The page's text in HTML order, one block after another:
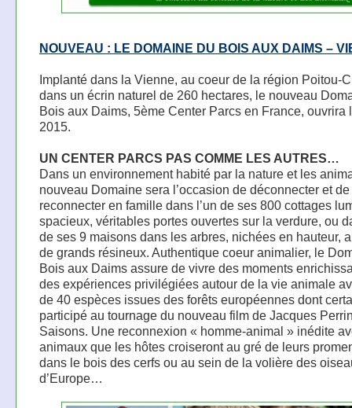
NOUVEAU : LE DOMAINE DU BOIS AUX DAIMS –
Implanté dans la Vienne, au coeur de la région Poitou-
dans un écrin naturel de 260 hectares, le nouveau
Bois aux Daims, 5ème Center Parcs en France, ouvrira
2015.
UN CENTER PARCS PAS COMME LES AUTRES…
Dans un environnement habité par la nature et les
nouveau Domaine sera l’occasion de déconnecter et
reconnecter en famille dans l’un de ses 800 cottages
spacieux, véritables portes ouvertes sur la verdure, ou
de ses 9 maisons dans les arbres, nichées en hauteur,
de grands résineux. Authentique coeur animalier, le
Bois aux Daims assure de vivre des moments
des expériences privilégiées autour de la vie animale
de 40 espèces issues des forêts européennes dont
participé au tournage du nouveau film de Jacques
Saisons. Une reconnexion « homme-animal » inédite
animaux que les hôtes croiseront au gré de leurs
dans le bois des cerfs ou au sein de la volière des
d’Europe…